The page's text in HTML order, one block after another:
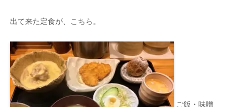
出て来た定食が、こちら。
ご飯・味噌